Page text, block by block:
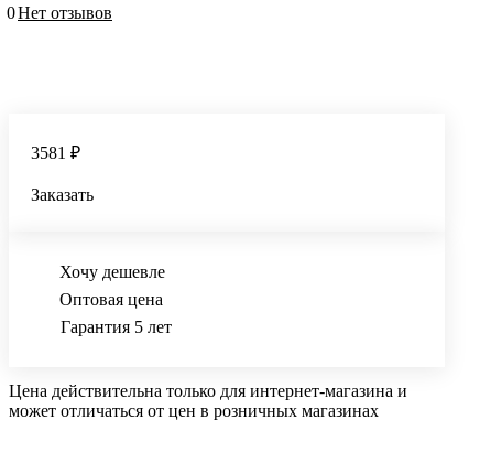
0Нет отзывов
3581 ₽
Заказать
Хочу дешевле
Оптовая цена
Гарантия 5 лет
Цена действительна только для интернет-магазина и
может отличаться от цен в розничных магазинах